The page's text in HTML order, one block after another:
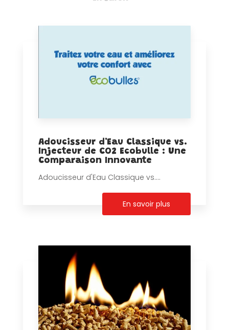
Adoucisseur d'Eau Classique vs.
Injecteur de CO2 Ecobulle : Une
Comparaison Innovante
Adoucisseur d'Eau Classique vs....
En savoir plus